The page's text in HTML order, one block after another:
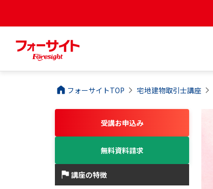
フォーサイトTOP 宅地建物取引士講座
受講お申込み
無料資料請求
講座の特徴